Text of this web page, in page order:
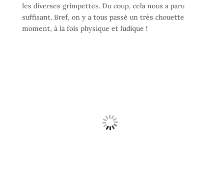
les diverses grimpettes. Du coup, cela nous a paru
suffisant. Bref, on y a tous passé un très chouette
moment, à la fois physique et ludique !